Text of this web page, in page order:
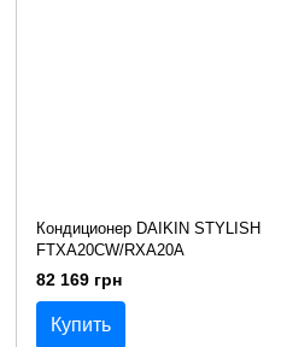
Кондиционер DAIKIN STYLISH
FTXA20CW/RXA20A
82 169 грн
Купить